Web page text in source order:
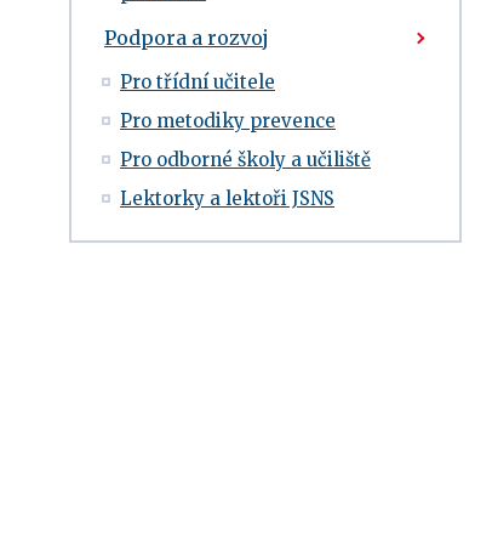
Podpora a rozvoj
Pro třídní učitele
Pro metodiky prevence
Pro odborné školy a učiliště
Lektorky a lektoři JSNS